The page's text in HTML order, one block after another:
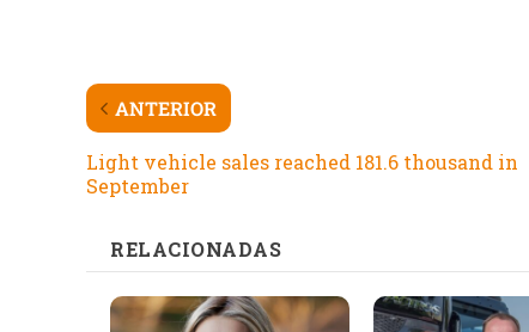
ANTERIOR
Light vehicle sales reached 181.6 thousand in
September
RELACIONADAS